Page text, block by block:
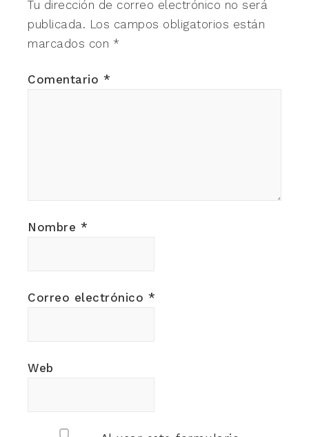
Tu dirección de correo electrónico no será
publicada. Los campos obligatorios están
marcados con *
Comentario *
Nombre *
Correo electrónico *
Web